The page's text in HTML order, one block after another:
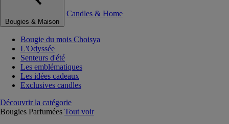
Bougies & Maison
Candles & Home
Bougie du mois Choisya
L'Odyssée
Senteurs d'été
Les emblématiques
Les idées cadeaux
Exclusives candles
Découvrir la catégorie
Bougies Parfumées Tout voir